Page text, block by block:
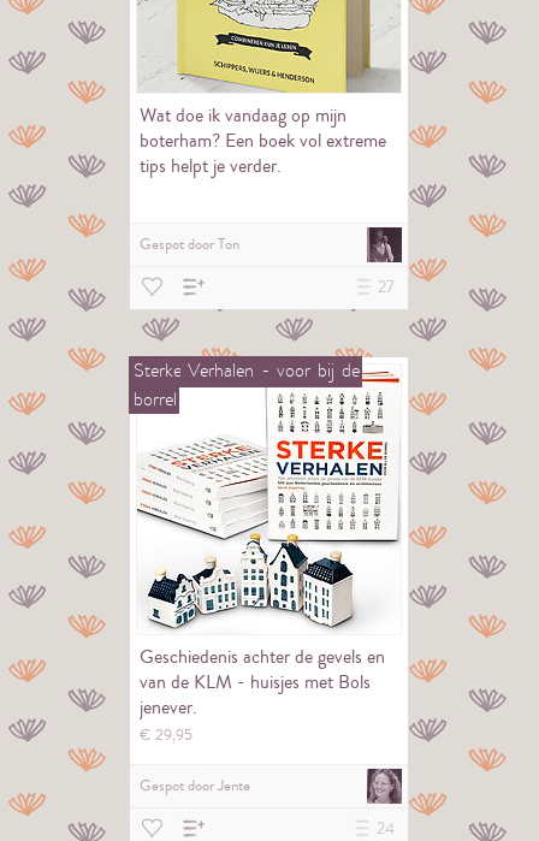
Wat doe ik vandaag op mijn
boterham? Een boek vol extreme
tips helpt je verder.
Gespot doorTon
27
Sterke Verhalen - voor bij de
borrel
Geschiedenis achter de gevels en
van de KLM - huisjes met Bols
jenever.
€29,95
Gespot doorJente
24